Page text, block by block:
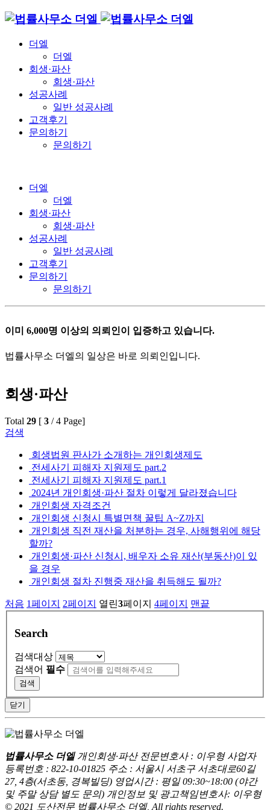
더엘
더엘
회생·파산
회생·파산
성공사례
일반 성공사례
고객후기
문의하기
문의하기
더엘
더엘
회생·파산
회생·파산
성공사례
일반 성공사례
고객후기
문의하기
문의하기
이미 6,000명 이상의 의뢰인이 입증하고 있습니다.
법률사무소 더엘의 일상은 바로 의뢰인입니다.
회생·파산
Total 29 [ 3 / 4 Page]
검색
회생법원 판사가 소개하는 개인회생제도
전세사기 피해자 지원제도 part.2
전세사기 피해자 지원제도 part.1
2024년 개인회생·파산 절차 이렇게 달라졌습니다
개인회생 자격조건
개인회생 신청시 특별면책 꿀팁 A~Z까지
개인회생 직전 재산을 처분하는 경우, 사해행위에 해당
할까?
개인회생·파산 신청시, 배우자 소유 재산(부동산)이 있
을 경우
개인회생 절차 진행중 재산을 취득해도 될까?
처음 1페이지 2페이지 열린3페이지 4페이지 맨끝
Search
검색대상
검색어 필수
검색
닫기
법률사무소 더엘 개인회생·파산 전문변호사 : 이우형 사업자
등록번호 : 822-10-01825 주소 : 서울시 서초구 서초대로60길
27, 4층(서초동, 경복빌딩) 영업시간 : 평일 09:30~18:00 (야간
및 주말 상담 별도 문의) 개인정보 및 광고책임변호사: 이우형
© 2021 도산전문 법률사무소 더엘, All rights reserved.